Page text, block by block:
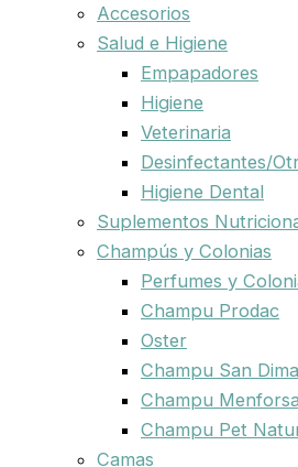
Accesorios
Salud e Higiene
Empapadores
Higiene
Veterinaria
Desinfectantes/
Higiene Dental
Suplementos
Champús y Colonias
Perfumes y
Champu Prodac
Oster
Champu San
Champu
Champu Pet
Camas